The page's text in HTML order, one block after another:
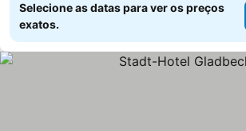
Selecione as datas para ver os preços
exatos.